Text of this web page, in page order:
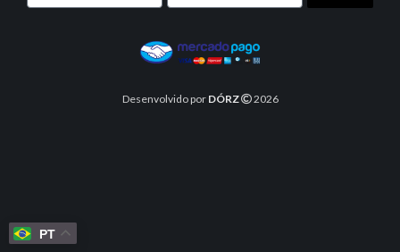
Desenvolvido por DÓRZ 2026
PT